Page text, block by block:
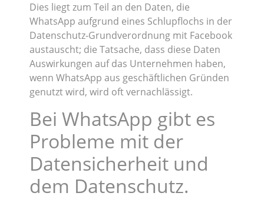
Dies liegt zum Teil an den Daten, die
WhatsApp aufgrund eines Schlupflochs in der
Datenschutz-Grundverordnung mit Facebook
austauscht; die Tatsache, dass diese Daten
Auswirkungen auf das Unternehmen haben,
wenn WhatsApp aus geschäftlichen Gründen
genutzt wird, wird oft vernachlässigt.
Bei WhatsApp gibt es
Probleme mit der
Datensicherheit und
dem Datenschutz.